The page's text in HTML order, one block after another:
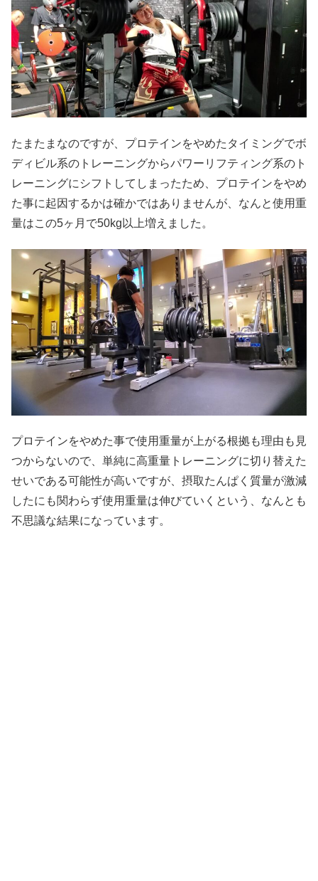
たまたまなのですが、プロテインをやめたタイミングでボ
ディビル系のトレーニングからパワーリフティング系のト
レーニングにシフトしてしまったため、プロテインをやめ
た事に起因するかは確かではありませんが、なんと使用重
量はこの5ヶ月で50kg以上増えました。
プロテインをやめた事で使用重量が上がる根拠も理由も見
つからないので、単純に高重量トレーニングに切り替えた
せいである可能性が高いですが、摂取たんぱく質量が激減
したにも関わらず使用重量は伸びていくという、なんとも
不思議な結果になっています。